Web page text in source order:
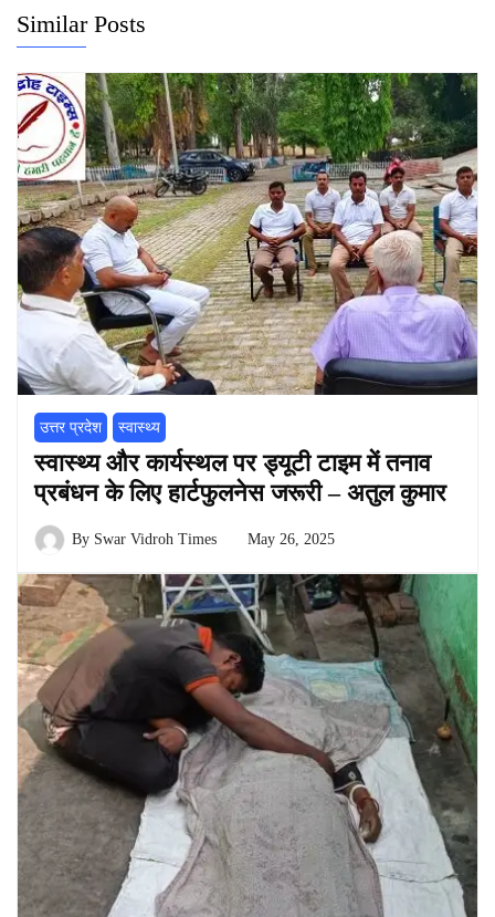
Similar Posts
उत्तर प्रदेश स्वास्थ्य
स्वास्थ्य और कार्यस्थल पर ड्यूटी टाइम में तनाव
प्रबंधन के लिए हार्टफुलनेस जरूरी – अतुल कुमार
By Swar Vidroh Times May 26, 2025